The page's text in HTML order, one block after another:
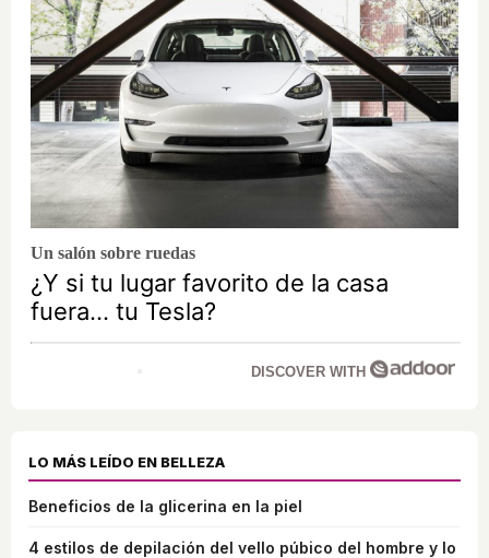
Un salón sobre ruedas
¿Y si tu lugar favorito de la casa
fuera… tu Tesla?
DISCOVER WITH
LO MÁS LEÍDO EN BELLEZA
Beneficios de la glicerina en la piel
4 estilos de depilación del vello púbico del hombre y lo